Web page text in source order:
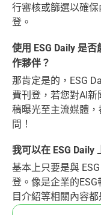
行審核或篩選以確
登。
使用 ESG Daily 是
作夥伴？
那肯定是的，ESG
費刊登，若您對AI
稿曝光至主流媒體
問！
我可以在 ESG Daily
基本上只要是與
登。像是企業的
目介紹等相關內容